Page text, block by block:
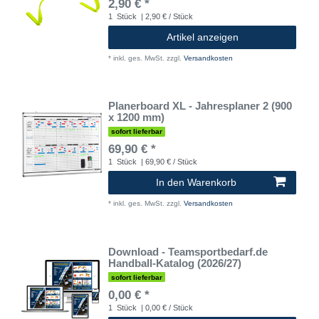
2,90 € *
1 Stück | 2,90 € / Stück
Artikel anzeigen
* inkl. ges. MwSt. zzgl. Versandkosten
Planerboard XL - Jahresplaner 2 (900
x 1200 mm)
sofort lieferbar
69,90 € *
1 Stück | 69,90 € / Stück
In den Warenkorb
* inkl. ges. MwSt. zzgl. Versandkosten
Download - Teamsportbedarf.de
Handball-Katalog (2026/27)
sofort lieferbar
0,00 € *
1 Stück | 0,00 € / Stück